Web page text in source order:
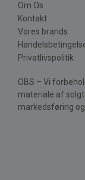
Om Os
Kontakt
Vores brands
Privatlivspolitik
OBS – Vi
materiale af
markedsføring